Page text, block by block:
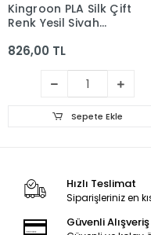
Kingroon PLA Silk Çift
Renk Yeşil Siyah
826,00 TL
Sepete Ekle
Hızlı Teslimat
Siparişleriniz en
Güvenli Alışveriş